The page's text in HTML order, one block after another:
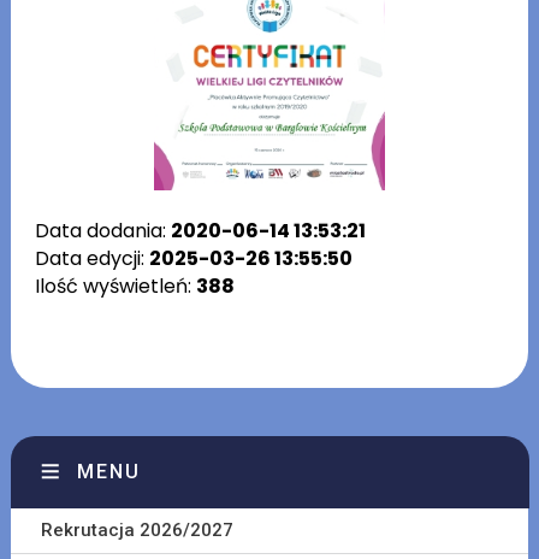
Data dodania: 2020-06-14 13:53:21
Data edycji: 2025-03-26 13:55:50
Ilość wyświetleń: 388
MENU
Rekrutacja 2026/2027